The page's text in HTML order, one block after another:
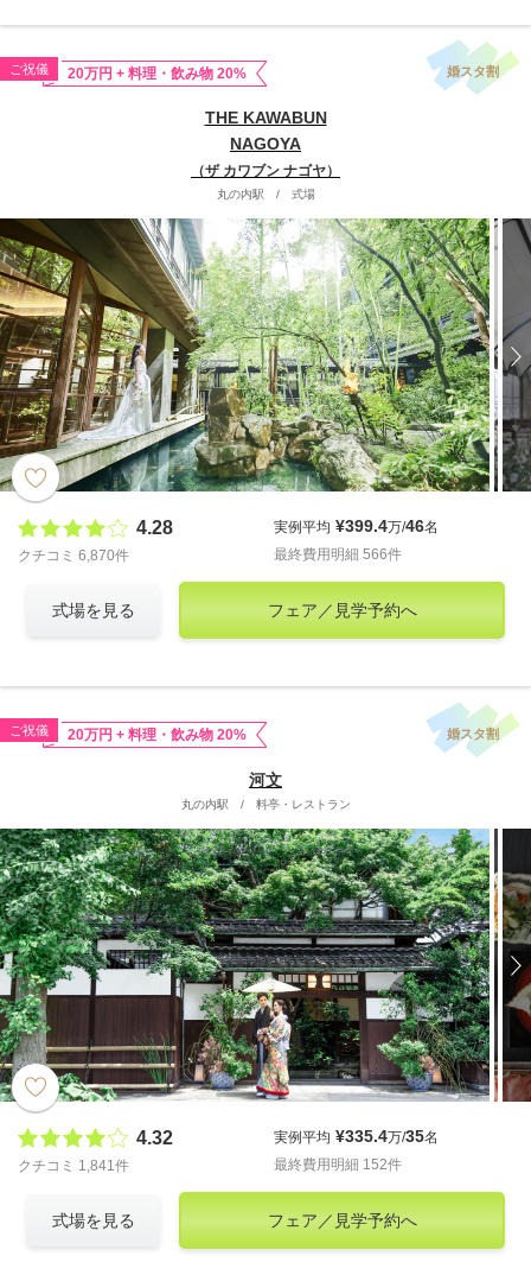
ご祝儀 20万円 + 料理・飲み物 20% 婚スタ割
THE KAWABUN
NAGOYA
（ザ カワブン ナゴヤ）
丸の内駅 / 式場
4.28
クチコミ 6,870件
実例平均 ¥399.4万/46名
最終費用明細 566件
式場を見る フェア／見学予約へ
ご祝儀 20万円 + 料理・飲み物 20% 婚スタ割
河文
丸の内駅 / 料亭・レストラン
4.32
クチコミ 1,841件
実例平均 ¥335.4万/35名
最終費用明細 152件
式場を見る フェア／見学予約へ